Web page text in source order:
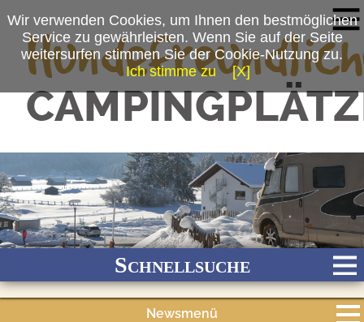
(c) Martin Frühschütz/Camping Resort Zugspitze
Schnellsuche
Newsmenü
Wir verwenden Cookies, um Ihnen den bestmöglichen
Service zu gewährleisten. Wenn Sie auf der Seite
weitersurfen stimmen Sie der Cookie-Nutzung zu.
Ich stimme zu
[X]